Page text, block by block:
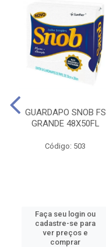
GUARDAPO SNOB FS
GRANDE 48X50FL
Código: 503
Faça seu login ou
cadastre-se para
ver preços e
comprar